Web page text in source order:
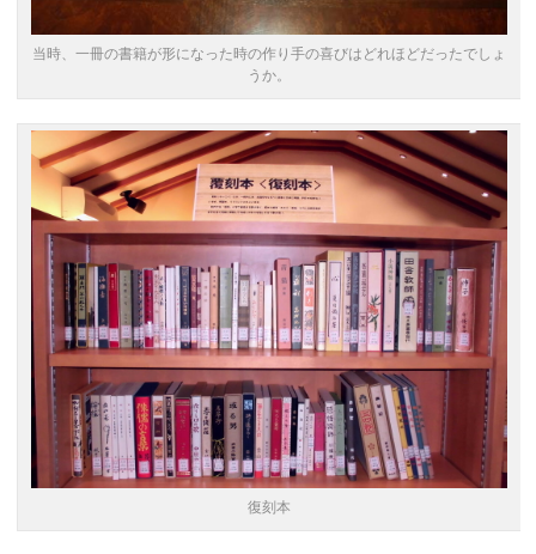
当時、一冊の書籍が形になった時の作り手の喜びはどれほどだったでしょ
うか。
復刻本